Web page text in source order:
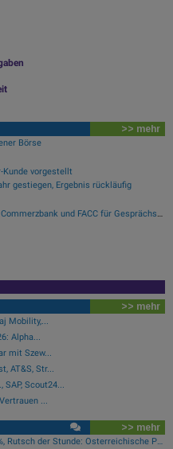
>> mehr
Börse
Kunde vorgestellt
gestiegen, Ergebnis rückläufig
Wie Manz, Wirecard, Drillisch, Siemens, Commerzbank und FACC für Gesprächsstoff sorgten
>> mehr
Mobility,...
Alpha...
mit Szew...
AT&S, Str...
SAP, Scout24...
...
>> mehr
Star der Stunde: Bajaj Mobility AG 9.62%, Rutsch der Stunde: Österreichische Post -1.97%